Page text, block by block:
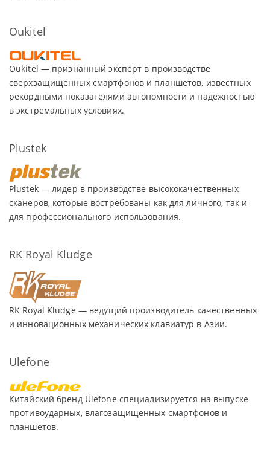
Oukitel
Oukitel — признанный эксперт в производстве
сверхзащищенных смартфонов и планшетов, известных
рекордными показателями автономности и надежностью
в экстремальных условиях.
Plustek
Plustek — лидер в производстве высококачественных
сканеров, которые востребованы как для личного, так и
для профессионального использования.
RK Royal Kludge
RK Royal Kludge — ведущий производитель качественных
и инновационных механических клавиатур в Азии.
Ulefone
Китайский бренд Ulefone специализируется на выпуске
противоударных, влагозащищенных смартфонов и
планшетов.